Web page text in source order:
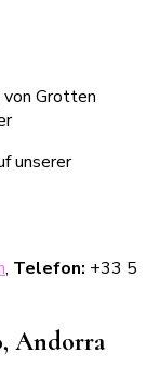
Grotten
, Telefon: +33 5
Andorra